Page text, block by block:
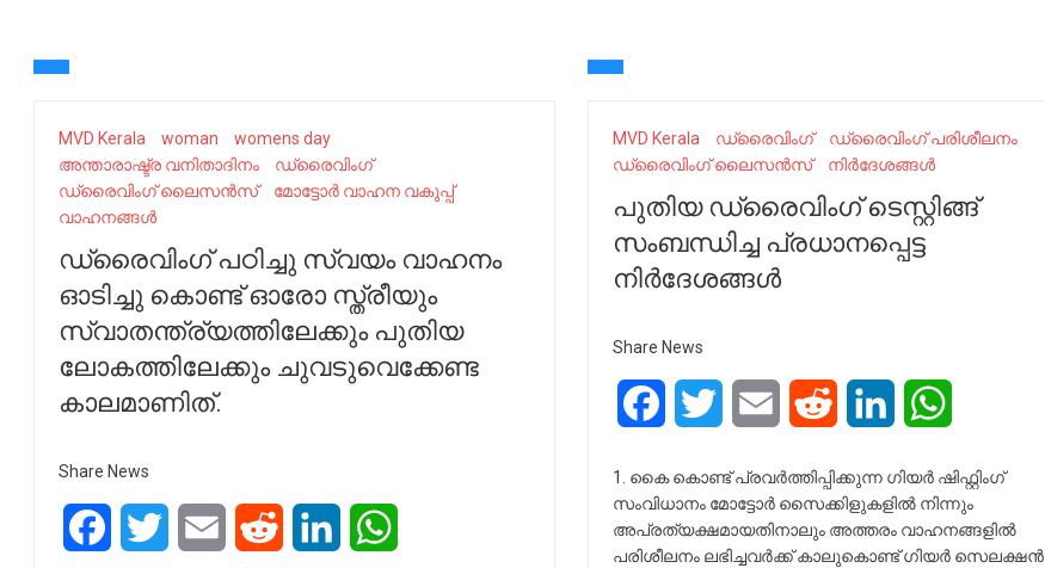
MVD Kerala woman
womens day
അന്താരാഷ്ട്ര വനിതാദിനം
ഡ്രൈവിംഗ്
ഡ്രൈവിംഗ് ലൈസൻസ്
മോട്ടോർ വാഹന വകുപ്പ്
വാഹനങ്ങള്‍
ഡ്രൈവിംഗ് പഠിച്ചു സ്വയം വാഹനം
ഓടിച്ചു കൊണ്ട് ഓരോ സ്ത്രീയും
സ്വാതന്ത്ര്യത്തിലേക്കും പുതിയ
ലോകത്തിലേക്കും ചുവടുവെക്കേണ്ട
കാലമാണിത്.
Share News
FacebookTwitter Email Reddit LinkedIn
MVD Kerala ഡ്രൈവിംഗ്
ഡ്രൈവിംഗ് പരിശീലനം
ഡ്രൈവിംഗ് ലൈസൻസ്
നിർദേശങ്ങൾ
പുതിയ ഡ്രൈവിംഗ് ടെസ്റ്റിങ്ങ്
സംബന്ധിച്ച പ്രധാനപ്പെട്ട
നിർദേശങ്ങൾ
Share News
FacebookTwitter Email Reddit LinkedIn
1. കൈ കൊണ്ട് പ്രവർത്തിപ്പിക്കുന്ന ഗിയർ ഷിഫ്റ്റിംഗ്
സംവിധാനം മോട്ടോർ സൈക്കിളുകളിൽ നിന്നും
അപ്രത്യക്ഷമായതിനാലും അത്തരം വാഹനങ്ങളിൽ
പരിശീലനം ലഭിച്ചവർക്ക് കാലുകൊണ്ട് ഗിയർ സെലക്ഷൻ